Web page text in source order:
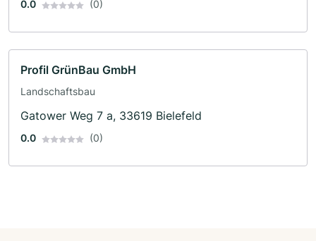
0.0 (0)
Profil GrünBau GmbH
Landschaftsbau
Gatower Weg 7 a, 33619 Bielefeld
0.0 (0)